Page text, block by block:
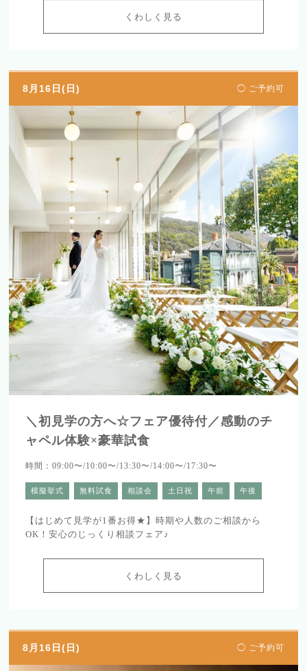
くわしく見る
8月16日(日) ◯ ご予約可
＼初見学の方へ☆フェア優待付／感動のチ
ャペル体験×豪華試食
時間：09:00〜/10:00〜/13:30〜/14:00〜/17:30〜
模擬挙式 無料試食 相談会 土日祝 午前 午後
【はじめて見学が1番お得★】時期や人数のご相談から
OK！安心のじっくり相談フェア♪
くわしく見る
8月16日(日) ◯ ご予約可